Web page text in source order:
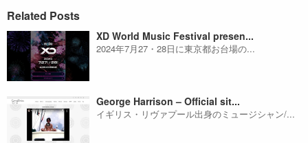
Related Posts
XD World Music Festival presen...
2024年7月27・28日に東京都お台場の...
George Harrison – Official sit...
イギリス・リヴァプール出身のミュージシャン/...